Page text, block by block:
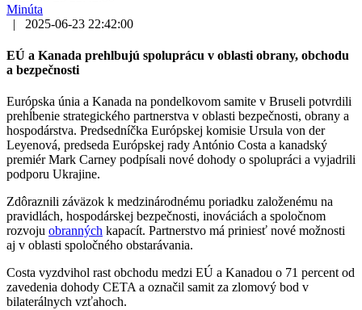
Minúta
|
2025-06-23 22:42:00
EÚ a Kanada prehlbujú spoluprácu v oblasti obrany, obchodu
a bezpečnosti
Európska únia a Kanada na pondelkovom samite v Bruseli potvrdili
prehĺbenie strategického partnerstva v oblasti bezpečnosti, obrany a
hospodárstva. Predsedníčka Európskej komisie Ursula von der
Leyenová, predseda Európskej rady António Costa a kanadský
premiér Mark Carney podpísali nové dohody o spolupráci a vyjadrili
podporu Ukrajine.
Zdôraznili záväzok k medzinárodnému poriadku založenému na
pravidlách, hospodárskej bezpečnosti, inováciách a spoločnom
rozvoju obranných kapacít. Partnerstvo má priniesť nové možnosti
aj v oblasti spoločného obstarávania.
Costa vyzdvihol rast obchodu medzi EÚ a Kanadou o 71 percent od
zavedenia dohody CETA a označil samit za zlomový bod v
bilaterálnych vzťahoch.